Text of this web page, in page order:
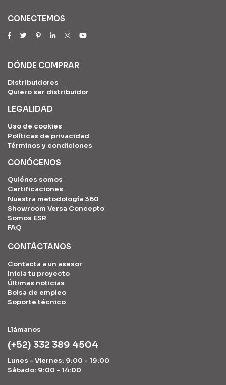
CONECTEMOS
CONTÁCTANOS
Contacta a un asesor
Inicia tu proyecto
Últimas noticias
Bolsa de empleo
Soporte técnico
Llámanos
(+52) 332 389 4504
Lunes - Viernes: 9:00 - 19:00
Sábado: 9:00 - 14:00
CONÓCENOS
Quiénes somos
Certificaciones
Nuestra metodología 360
Showroom Versa Concepto
Somos ESR
FAQ
LEGALIDAD
Uso de cookies
Políticas de privacidad
Términos y condiciones
DÓNDE COMPRAR
Distribuidores
Quiero ser distribuidor